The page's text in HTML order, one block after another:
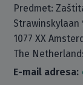
Predmet:
Strawinskylaan
1077 XX
The
E-mail adresa: